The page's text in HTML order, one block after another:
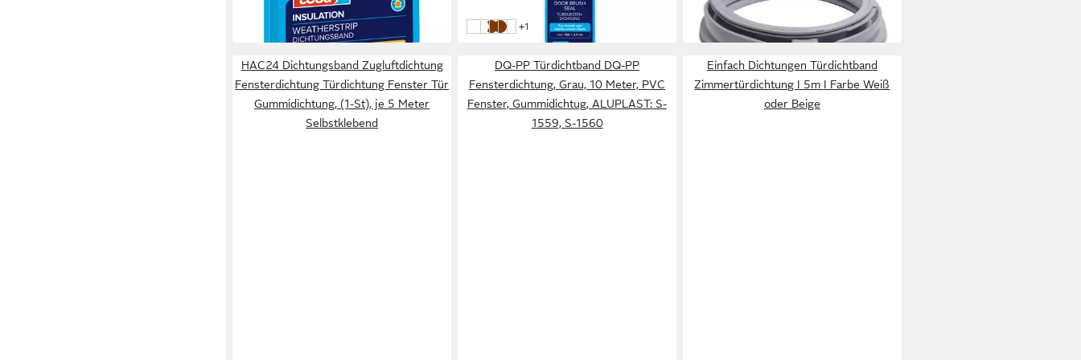
in 5-6 Werktagen bei dir
in 4-5 Werktagen bei dir
Standard weiß
Textilien weiß
Standard braun
Textilien braun
Textilien transparent
weitere Farben:
+1
HAC24 Dichtungsband Zugluftdichtung
Fensterdichtung Türdichtung Fenster Tür
Gummidichtung, (1-St), je 5 Meter
Selbstklebend
DQ-PP Türdichtband DQ-PP
Fensterdichtung, Grau, 10 Meter, PVC
Fenster, Gummidichtug, ALUPLAST: S-
1559, S-1560
Einfach Dichtungen Türdichtband
Zimmertürdichtung I 5m I Farbe Weiß
oder Beige